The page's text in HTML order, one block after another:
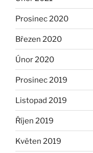
Prosinec 2020
Březen 2020
Únor 2020
Prosinec 2019
Listopad 2019
Říjen 2019
Květen 2019